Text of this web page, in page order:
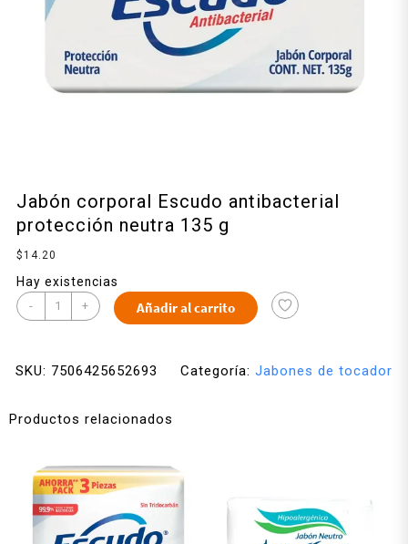
Jabón corporal Escudo antibacterial
protección neutra 135 g
$ 14.20
Hay existencias
- + Añadir al carrito
SKU: 7506425652693 Categoría: Jabones de tocador
Productos relacionados